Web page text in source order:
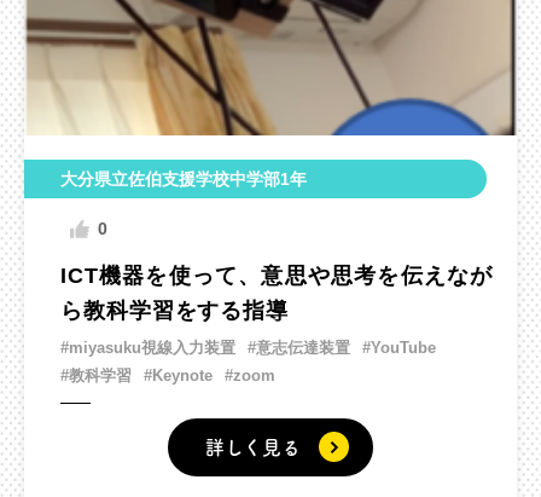
大分県立佐伯支援学校中学部1年
0
ICT機器を使って、意思や思考を伝えなが
ら教科学習をする指導
#miyasuku視線入力装置 #意志伝達装置
#YouTube
#教科学習
#Keynote #zoom
詳しく見る